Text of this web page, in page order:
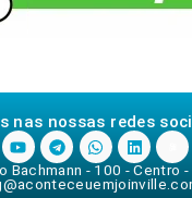
nas nossas redes
Bachmann - 100 - Centro